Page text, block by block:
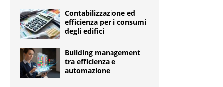
Contabilizzazione ed
efficienza per i consumi
degli edifici
Building management
tra efficienza e
automazione